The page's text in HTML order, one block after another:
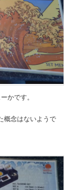
かです。
概念はないようで